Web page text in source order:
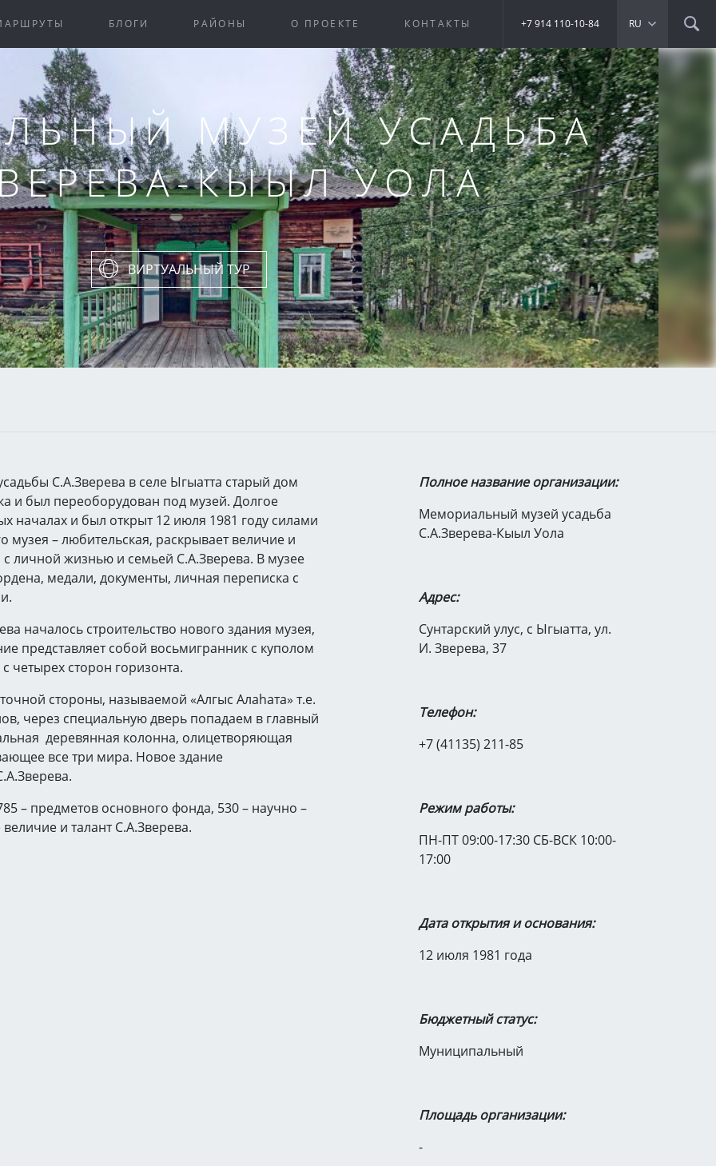
БЛОГИ РАЙОНЫ О ПРОЕКТЕ КОНТАКТЫ RU
+7 914 110-10-84
МУЗЕЙ УСАДЬБА
КЫЫЛ УОЛА
ВИРТУАЛЬНЫЙ ТУР
С.А.Зверева в селе Ыгыатта старый дом
и был переоборудован под музей. Долгое
началах и был открыт 12 июля 1981 году силами
музея – любительская, раскрывает величие и
с личной жизнью и семьей С.А.Зверева. В музее
медали, документы, личная переписка с
началось строительство нового здания музея,
представляет собой восьмигранник с куполом
четырех сторон горизонта.
стороны, называемой «Алгыс Алаhата» т.е.
через специальную дверь попадаем в главный
деревянная колонна, олицетворяющая
все три мира. Новое здание
– предметов основного фонда, 530 – научно –
и талант С.А.Зверева.
Полное название организации:
Мемориальный музей усадьба
С.А.Зверева-Кыыл Уола
Адрес:
Сунтарский улус, с Ыгыатта, ул.
И. Зверева, 37
Телефон:
+7 (41135) 211-85
Режим работы:
ПН-ПТ 09:00-17:30 СБ-ВСК 10:00-
17:00
Дата открытия и основания:
12 июля 1981 года
Бюджетный статус:
Муниципальный
Площадь организации:
-